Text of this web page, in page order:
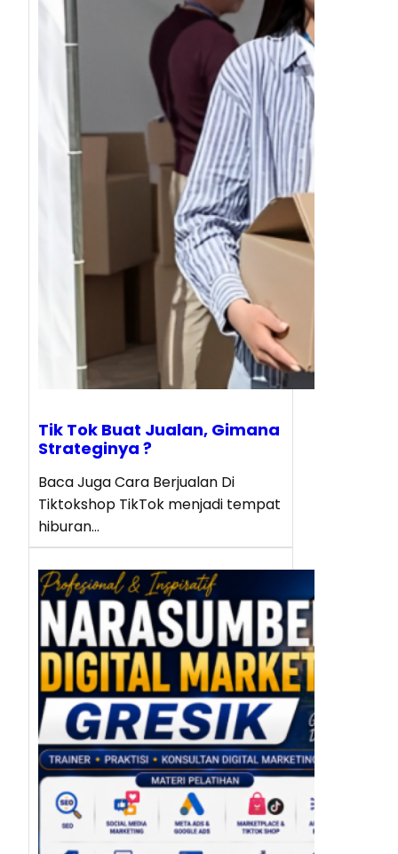
Tik Tok Buat Jualan, Gimana
Strateginya ?
Baca Juga Cara Berjualan Di
Tiktokshop TikTok menjadi tempat
hiburan…